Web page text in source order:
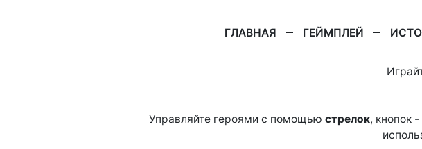
ГЛАВНАЯ ГЕЙМПЛЕЙ
Управляйте героями с помощью стрелок, кнопок -